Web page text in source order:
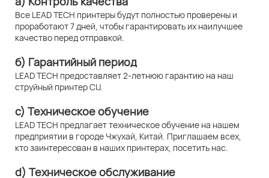
Все LEAD TECH принтеры будут полностью проверены и
проработают 7 дней, чтобы гарантировать их наилучшее
качество перед отправкой.
б) Гарантийный период
LEAD TECH предоставляет 2-летнюю гарантию на наш
струйный принтер CIJ.
c) Техническое обучение
LEAD TECH предлагает техническое обучение на нашем
предприятии в городе Чжухай, Китай. Приглашаем всех,
кто заинтересован в наших принтерах, посетить нас.
d) Техническое обслуживание